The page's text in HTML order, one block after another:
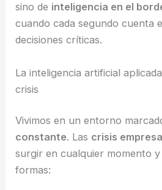
sino de inteligencia en el
cuando cada segundo cuenta
decisiones críticas.
La inteligencia artificial
crisis
Vivimos en un entorno
constante. Las crisis
surgir en cualquier momento
formas: